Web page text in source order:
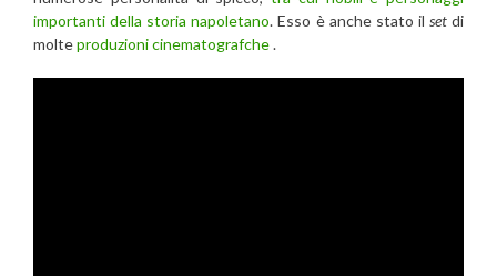
importanti della storia napoletano. Esso è anche stato il setdi
molteproduzioni cinematografche.